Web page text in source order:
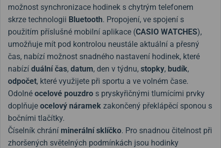
možnost synchronizace hodinek s chytrým telefonem
skrze technologii Bluetooth. Propojení, ve spojení s
použitím příslušné mobilní aplikace (CASIO WATCHES),
umožňuje mít pod kontrolou neustále aktuální a přesný
čas, nabízí možnost snadného nastavení hodinek, které
nabízí duální čas, datum, den v týdnu, stopky, budík,
odpočet, které využijete při sportu a ve volném čase.
Odolné ocelové pouzdro s pryskyřičnými tlumícími prvky
doplňuje ocelový náramek zakončený překlápěcí sponou s
bočními tlačítky.
Číselník chrání minerální sklíčko. Pro snadnou čitelnost při
zhoršených světelných podmínkách jsou hodinky